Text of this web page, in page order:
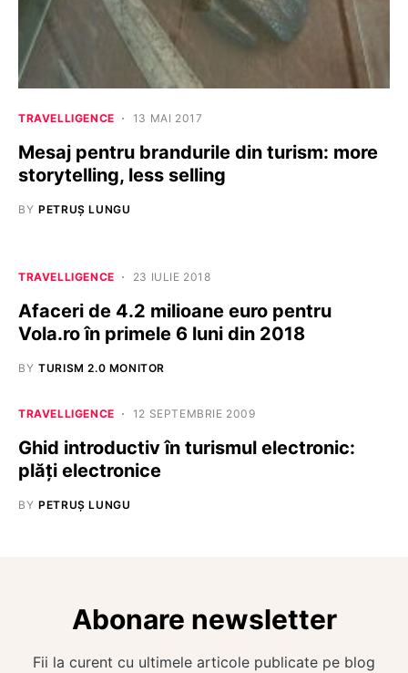
TRAVELLIGENCE 13 MAI 2017
Mesaj pentru brandurile din turism: more
storytelling, less selling
BY PETRUȘ LUNGU
TRAVELLIGENCE 23 IULIE 2018
Afaceri de 4.2 milioane euro pentru
Vola.ro în primele 6 luni din 2018
BY TURISM 2.0 MONITOR
TRAVELLIGENCE 12 SEPTEMBRIE 2009
Ghid introductiv în turismul electronic:
plăţi electronice
BY PETRUȘ LUNGU
Abonare newsletter
Fii la curent cu ultimele articole publicate pe blog